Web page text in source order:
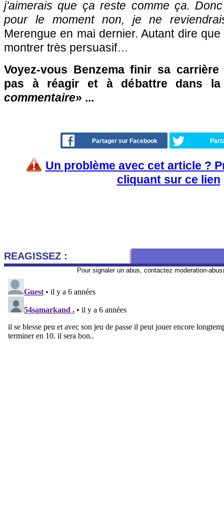
j'aimerais que ça reste comme ça.
pour le moment non, je ne
Merengue en mai dernier. Autant dire
montrer très persuasif…
Voyez-vous Benzema finir sa
pas à réagir et à débattre dans
commentaire» ...
Partager sur Facebook
Un problème avec cet article ?
cliquant sur ce lien
REAGISSEZ :
Pour signaler un abus, contactez moderation-